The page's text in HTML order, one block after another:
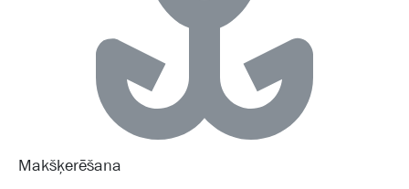
Makšķerēšana